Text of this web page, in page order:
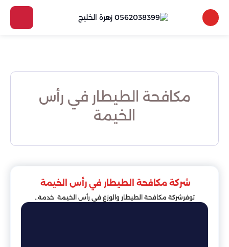
مكافحة الطيطار في رأس
الخيمة
شركة مكافحة الطيطار في رأس الخيمة
توفرشركة مكافحة الطيطار والوزغ في رأس الخيمة خدمة..